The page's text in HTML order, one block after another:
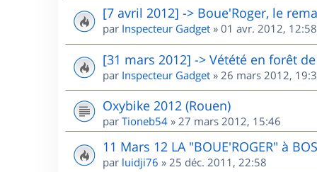
[7 avril 2012] -> Boue'Roger, le
par Inspecteur Gadget » 01 avr. 2012, 12:58
[31 mars 2012] -> Vétété en forêt
par Inspecteur Gadget » 26 mars 2012,
Oxybike 2012 (Rouen)
par Tioneb54 » 27 mars 2012, 15:46
11 Mars 12 LA "BOUE'ROGER" à
par luidji76 » 25 déc. 2011, 22:58